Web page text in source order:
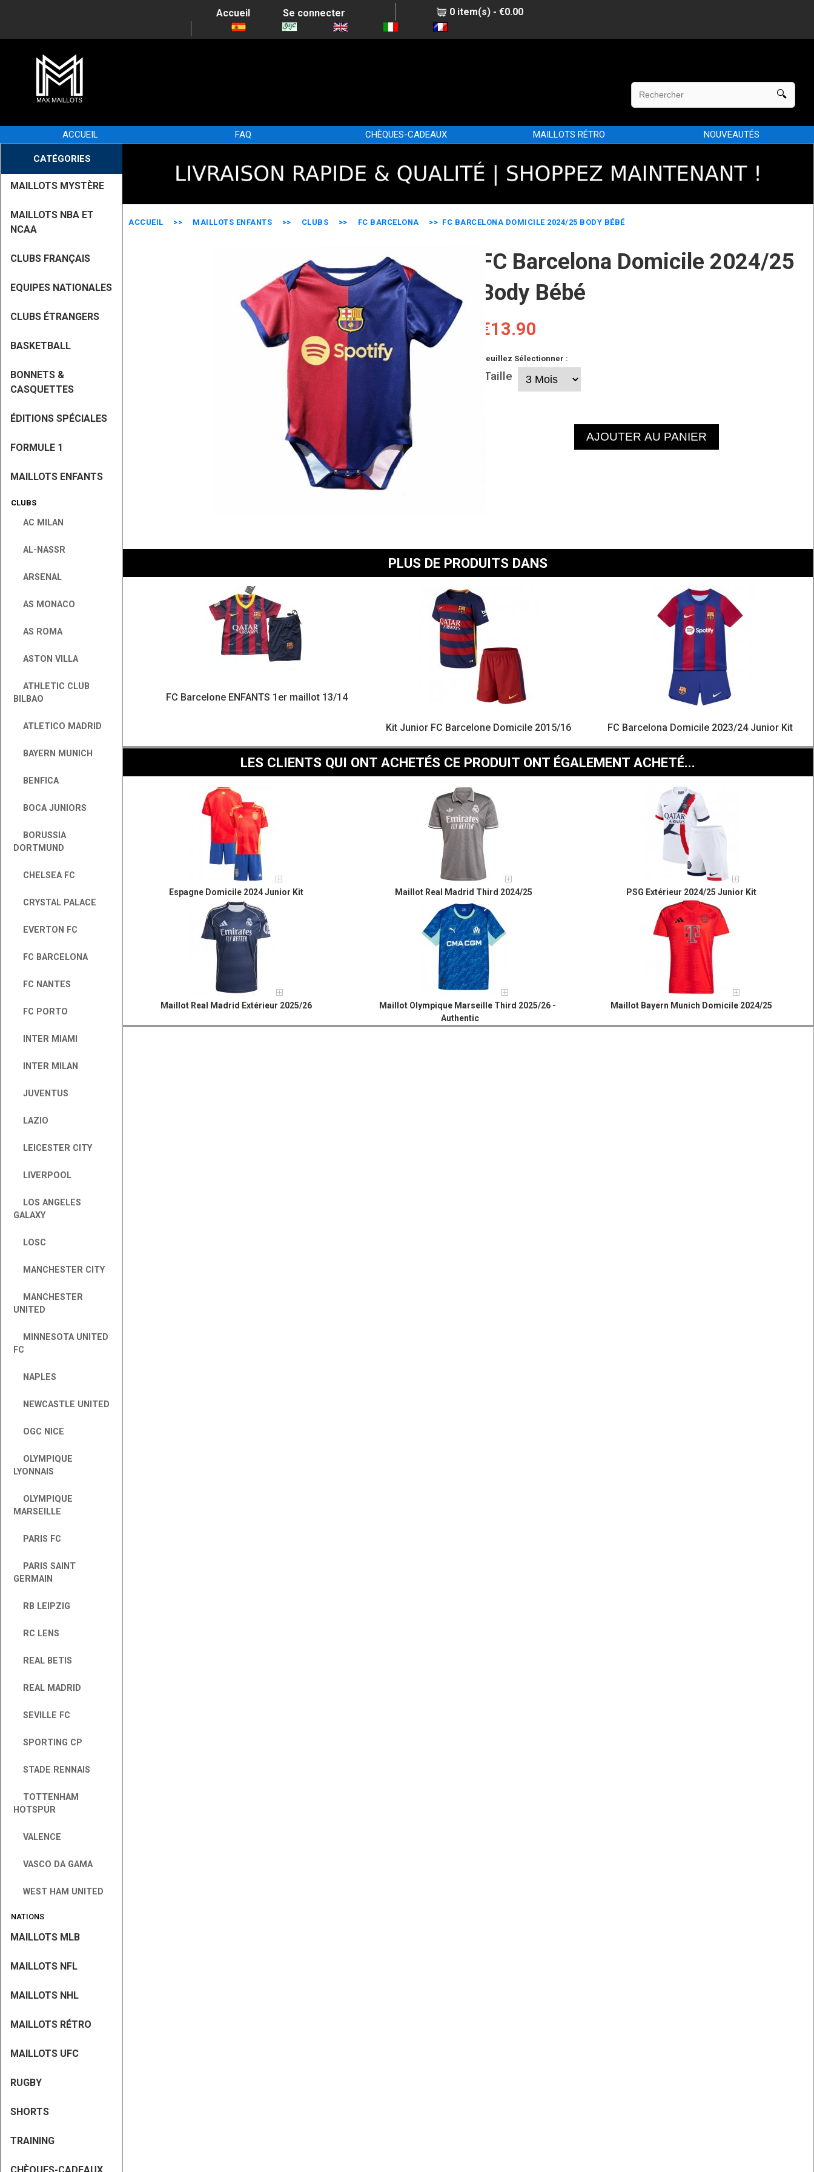
Accueil Se connecter 0 item(s) - €0.00
ACCUEIL FAQ CHÈQUES-CADEAUX MAILLOTS RÉTRO NOUVEAUTÉS
CATÉGORIES
MAILLOTS MYSTÈRE
MAILLOTS NBA ET
NCAA
CLUBS FRANÇAIS
EQUIPES NATIONALES
CLUBS ÉTRANGERS
BASKETBALL
BONNETS &
CASQUETTES
ÉDITIONS SPÉCIALES
FORMULE 1
MAILLOTS ENFANTS
CLUBS
AC MILAN
AL-NASSR
ARSENAL
AS MONACO
AS ROMA
ASTON VILLA
ATHLETIC CLUB
BILBAO
ATLETICO MADRID
BAYERN MUNICH
BENFICA
BOCA JUNIORS
BORUSSIA
DORTMUND
CHELSEA FC
CRYSTAL PALACE
EVERTON FC
FC BARCELONA
FC NANTES
FC PORTO
INTER MIAMI
INTER MILAN
JUVENTUS
LAZIO
LEICESTER CITY
LIVERPOOL
LOS ANGELES
GALAXY
LOSC
MANCHESTER CITY
MANCHESTER
UNITED
MINNESOTA UNITED
FC
NAPLES
NEWCASTLE UNITED
OGC NICE
OLYMPIQUE
LYONNAIS
OLYMPIQUE
MARSEILLE
PARIS FC
PARIS SAINT
GERMAIN
RB LEIPZIG
RC LENS
REAL BETIS
REAL MADRID
SEVILLE FC
SPORTING CP
STADE RENNAIS
TOTTENHAM
HOTSPUR
VALENCE
VASCO DA GAMA
WEST HAM UNITED
NATIONS
MAILLOTS MLB
MAILLOTS NFL
MAILLOTS NHL
MAILLOTS RÉTRO
MAILLOTS UFC
RUGBY
SHORTS
TRAINING
ACCUEIL >> MAILLOTS ENFANTS >> CLUBS >> FC BARCELONA >> FC BARCELONA DOMICILE 2024/25 BODY BÉBÉ
FC Barcelona Domicile 2024/25
Body Bébé
€13.90
Veuillez Sélectionner :
Taille
AJOUTER AU PANIER
PLUS DE PRODUITS DANS
FC Barcelone ENFANTS 1er maillot 13/14
Kit Junior FC Barcelone Domicile 2015/16 FC Barcelona Domicile 2023/24 Junior Kit
LES CLIENTS QUI ONT ACHETÉS CE PRODUIT ONT ÉGALEMENT ACHETÉ...
Espagne Domicile 2024 Junior Kit Maillot Real Madrid Third 2024/25 PSG Extérieur 2024/25 Junior Kit
Maillot Real Madrid Extérieur 2025/26
Maillot Olympique Marseille Third 2025/26 -
Authentic
Maillot Bayern Munich Domicile 2024/25